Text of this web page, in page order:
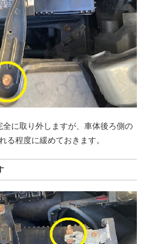
に取り外しますが、車体後ろ側の
る程度に緩めておきます。